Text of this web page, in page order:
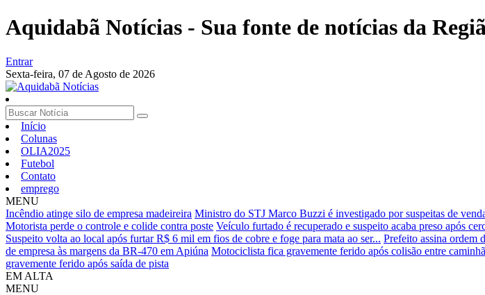
Aquidabã Notícias - Sua fonte de notícias da
Entrar
Sexta-feira, 07 de Agosto de 2026
Início
Colunas
OLIA2025
Futebol
Contato
emprego
MENU
Incêndio atinge silo de empresa madeireira Ministro do STJ Marco Buzzi é investigado por suspeitas de
Motorista perde o controle e colide contra poste Veículo furtado é recuperado e suspeito acaba preso após
Suspeito volta ao local após furtar R$ 6 mil em fios de cobre e foge para mata ao ser... Prefeito assina ordem
de empresa às margens da BR-470 em Apiúna Motociclista fica gravemente ferido após colisão entre
gravemente ferido após saída de pista
EM ALTA
MENU